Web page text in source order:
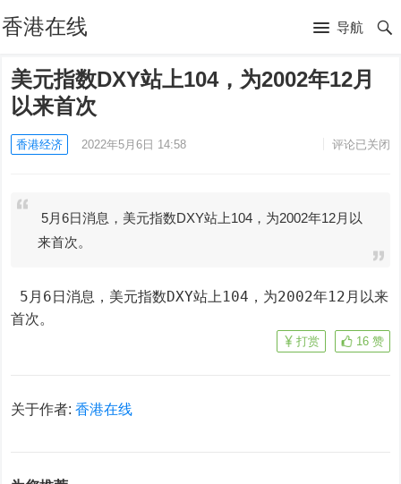
香港在线 导航
美元指数DXY站上104，为2002年12月
以来首次
香港经济 2022年5月6日 14:58 评论已关闭
5月6日消息，美元指数DXY站上104，为2002年12月以
来首次。
5月6日消息，美元指数DXY站上104，为2002年12月以来
首次。
16 赞
打赏
关于作者:香港在线